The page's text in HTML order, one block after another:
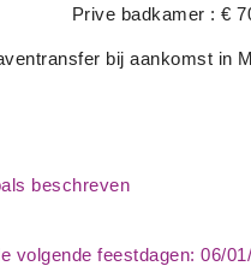
Prive badkamer : €
bij aankomst in
beschreven
volgende feestdagen: 06/